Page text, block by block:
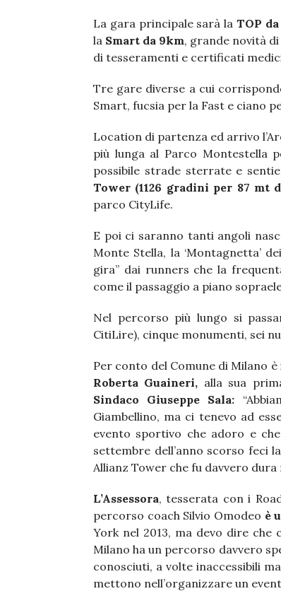
La gara principale sarà laTOP
la Smart da 9km, grande novità
di tesseramenti e certificati
Tre gare diverse a cui
Smart, fucsia per la Fast e ciano
Location di partenza ed arrivo
più lunga al Parco Montestella
possibile strade sterrate e
Tower (1126 gradini per 87 mt
parco CityLife.
E poi ci saranno tanti angoli
Monte Stella, la ‘Montagnetta’
gira” dai runners che la
come il passaggio a piano
Nel percorso più lungo si
CitiLire), cinque monumenti, sei
Per conto del Comune di Milano
Roberta Guaineri, alla sua
Sindaco Giuseppe Sala:
Giambellino, ma ci tenevo ad
evento sportivo che adoro e
settembre dell’anno scorso feci
Allianz Tower che fu davvero dura
L’Assessora, tesserata con i
percorso coach Silvio Omodeo è
York nel 2013, ma devo dire che
Milano ha un percorso davvero
conosciuti, a volte inaccessibili
mettono nell’organizzare un